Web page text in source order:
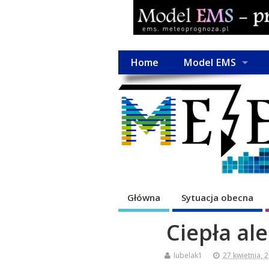
Home Model EMS
Główna Sytuacja obecna
Ciepła
lubelak1 27 kwietnia,